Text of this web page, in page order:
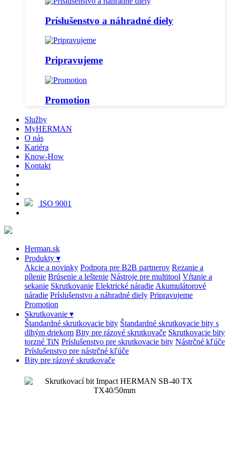
Príslušenstvo a náhradné diely
Pripravujeme
Promotion
Služby
MyHERMAN
O nás
Kariéra
Know-How
Kontakt
ISO 9001
Herman.sk
Produkty ▾
Akcie a novinky Podpora pre B2B partnerov Rezanie a
pílenie Brúsenie a leštenie Nástroje pre multitool Vŕtanie a
sekanie Skrutkovanie Elektrické náradie Akumulátorové
náradie Príslušenstvo a náhradné diely Pripravujeme
Promotion
Skrutkovanie ▾
Štandardné skrutkovacie bity Štandardné skrutkovacie bity s
dlhým driekom Bity pre rázové skrutkovače Skrutkovacie bity
torzné TiN Príslušenstvo pre skrutkovacie bity Nástrčné kľúče
Príslušenstvo pre nástrčné kľúče
Bity pre rázové skrutkovače